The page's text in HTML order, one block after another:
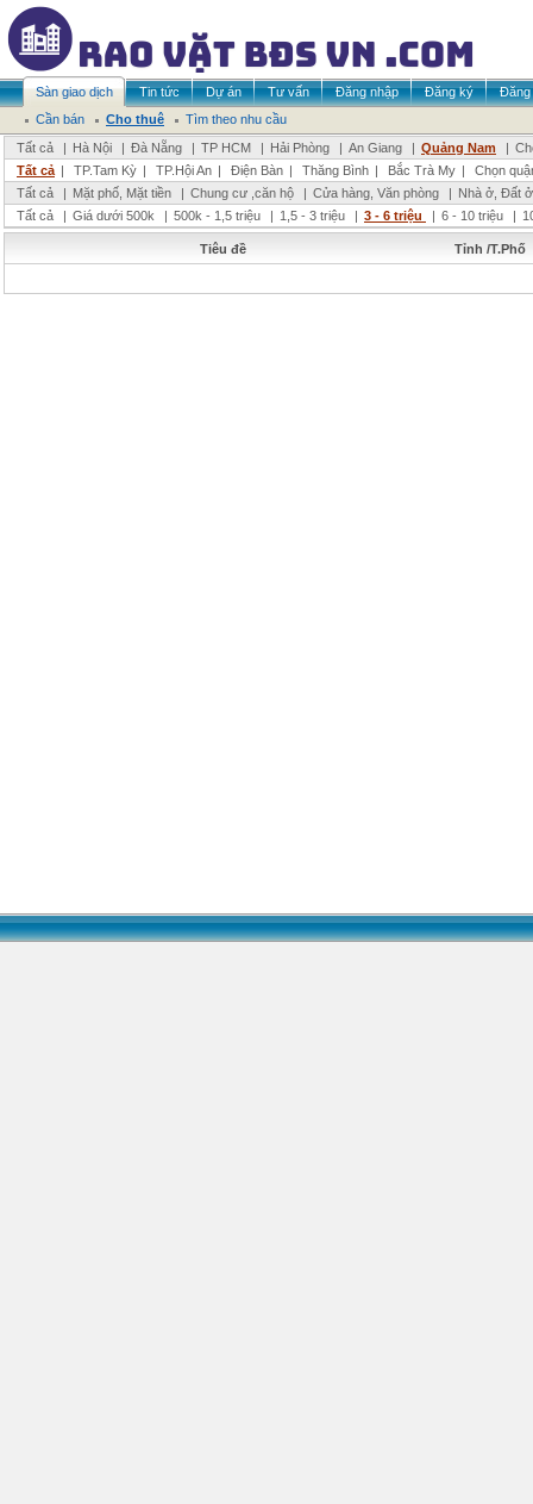
Sàn giao dịch Tin tức Dự án Tư vấn Đăng nhập Đăng ký
Đăng
Cần bán
Cho thuê
Tìm theo nhu cầu
Tất cả
| Hà Nội | Đà Nẵng | TP HCM | Hải Phòng | An Giang | Quảng Nam |
Tất cả | TP.Tam Kỳ | TP.Hội An | Điện Bàn | Thăng Bình | Bắc Trà My |
Chọn
Tất cả
| Mặt phố, Mặt tiền | Chung cư ,căn hộ | Cửa hàng, Văn phòng | Nhà ở, Đất ở
Tất cả
| Giá dưới 500k | 500k - 1,5 triệu | 1,5 - 3 triệu | 3 - 6 triệu | 6 - 10 triệu |
Tiêu đề Tỉnh /T.Phố